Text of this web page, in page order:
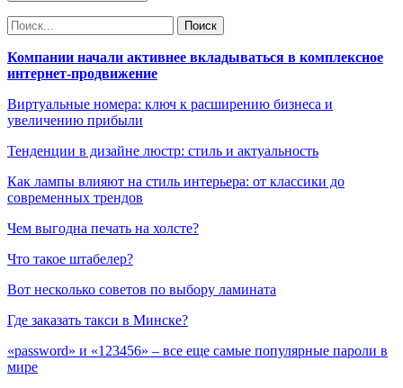
Компании начали активнее вкладываться в комплексное
интернет-продвижение
Виртуальные номера: ключ к расширению бизнеса и
увеличению прибыли
Тенденции в дизайне люстр: стиль и актуальность
Как лампы влияют на стиль интерьера: от классики до
современных трендов
Чем выгодна печать на холсте?
Что такое штабелер?
Вот несколько советов по выбору ламината
Где заказать такси в Минске?
«password» и «123456» – все еще самые популярные пароли в
мире